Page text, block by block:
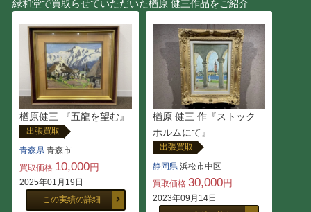
山岸 正巳 小向 貢嗣
レンブラント・ファン・レ
イン
中畑 艸人
野間 仁根
アンドレ・ヴィギュド
（Andre Vigud）
平田 ゆたか 福王寺 法林
井上 圭史 サルバドール・ダリ
緑和堂で買取らせていただいた楢原 健三作品をご紹介
楢原健三 『五龍を望む』
出張買取
青森県 青森市
買取価格 10,000円
2025年01月19日
この実績の詳細
楢原 健三 作『ストック
ホルムにて』
出張買取
静岡県 浜松市中区
買取価格 30,000円
2023年09月14日